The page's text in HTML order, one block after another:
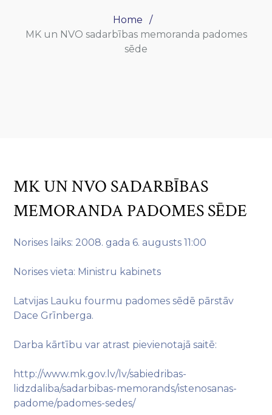
Home
MK un NVO sadarbības memoranda padomes
sēde
MK UN NVO SADARBĪBAS
MEMORANDA PADOMES SĒDE
Norises laiks: 2008. gada 6. augusts 11:00
Norises vieta: Ministru kabinets
Latvijas Lauku fourmu padomes sēdē pārstāv
Dace Grīnberga.
Darba kārtību var atrast pievienotajā saitē:
http://www.mk.gov.lv/lv/sabiedribas-
lidzdaliba/sadarbibas-memorands/istenosanas-
padome/padomes-sedes/